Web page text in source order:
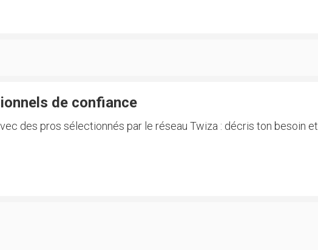
de confiance
des pros sélectionnés par le réseau Twiza : décris ton besoin et